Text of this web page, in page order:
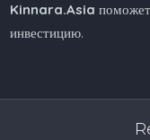
Kinnara.Asia
инвестицию.